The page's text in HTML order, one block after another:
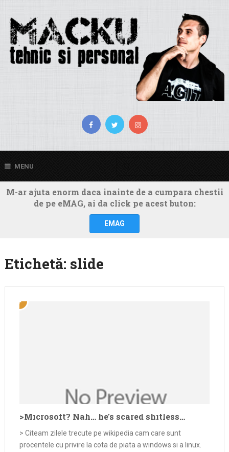
MENU
M-ar ajuta enorm daca inainte de a cumpara chestii
de pe eMAG, ai da click pe acest buton:
EMAG
Etichetă: slide
>Microsoft? Nah… he’s scared shitless…
> Citeam zilele trecute pe wikipedia cam care sunt
procentele cu privire la cota de piata a windows si a linux.